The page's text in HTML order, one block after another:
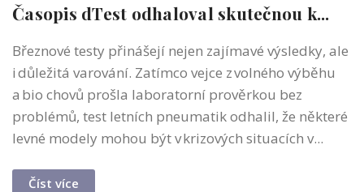
Časopis dTest odhaloval skutečnou k...
Březnové testy přinášejí nejen zajímavé výsledky, ale
i důležitá varování. Zatímco vejce z volného výběhu
a bio chovů prošla laboratorní prověrkou bez
problémů, test letních pneumatik odhalil, že některé
levné modely mohou být v krizových situacích v...
Číst více